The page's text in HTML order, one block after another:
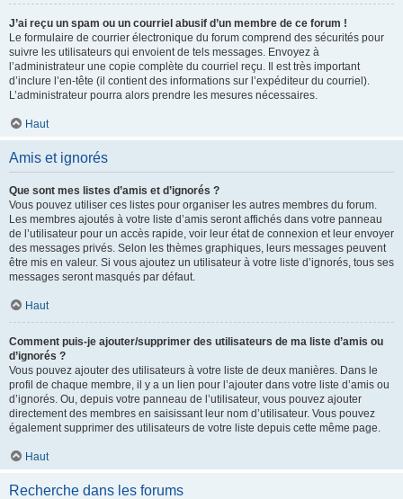
J’ai reçu un spam ou un courriel abusif d’un membre de ce forum !
Le formulaire de courrier électronique du forum comprend des sécurités pour
suivre les utilisateurs qui envoient de tels messages. Envoyez à
l’administrateur une copie complète du courriel reçu. Il est très important
d’inclure l’en-tête (il contient des informations sur l’expéditeur du courriel).
L’administrateur pourra alors prendre les mesures nécessaires.
Haut
Amis et ignorés
Que sont mes listes d’amis et d’ignorés ?
Vous pouvez utiliser ces listes pour organiser les autres membres du forum.
Les membres ajoutés à votre liste d’amis seront affichés dans votre panneau
de l’utilisateur pour un accès rapide, voir leur état de connexion et leur envoyer
des messages privés. Selon les thèmes graphiques, leurs messages peuvent
être mis en valeur. Si vous ajoutez un utilisateur à votre liste d’ignorés, tous ses
messages seront masqués par défaut.
Haut
Comment puis-je ajouter/supprimer des utilisateurs de ma liste d’amis ou
d’ignorés ?
Vous pouvez ajouter des utilisateurs à votre liste de deux manières. Dans le
profil de chaque membre, il y a un lien pour l’ajouter dans votre liste d’amis ou
d’ignorés. Ou, depuis votre panneau de l’utilisateur, vous pouvez ajouter
directement des membres en saisissant leur nom d’utilisateur. Vous pouvez
également supprimer des utilisateurs de votre liste depuis cette même page.
Haut
Recherche dans les forums